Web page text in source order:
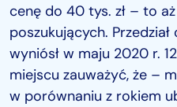
cenę do 40 tys. zł – to
poszukujących.
wyniósł w maju 2020 r.
miejscu zauważyć, że –
w porównaniu z rokiem